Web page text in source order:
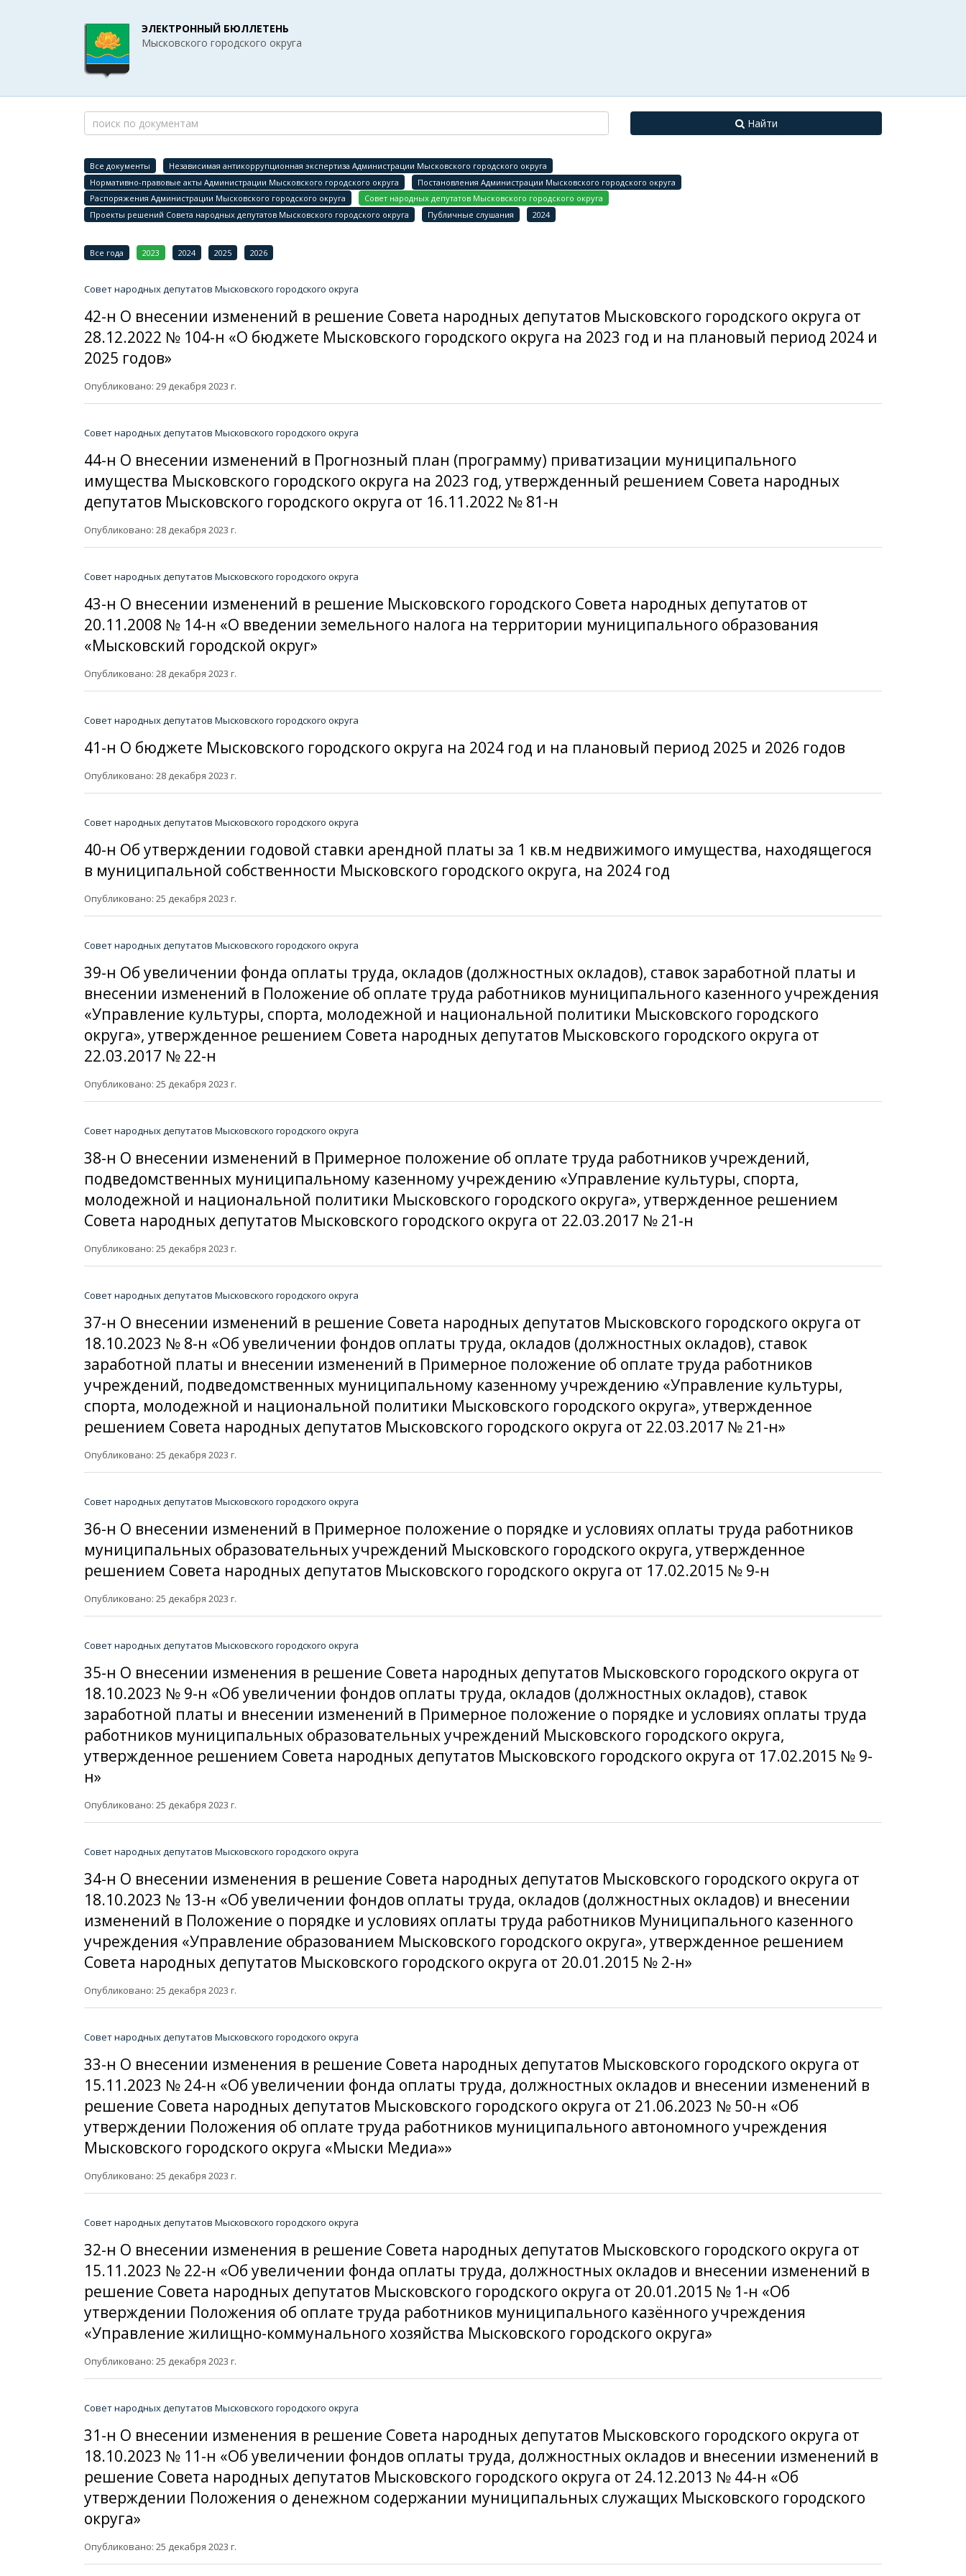
ЭЛЕКТРОННЫЙ БЮЛЛЕТЕНЬ
Мысковского городского округа
Найти
Все документы
Независимая антикоррупционная экспертиза Администрации Мысковского городского округа
Нормативно-правовые акты Администрации Мысковского городского округа
Постановления Администрации Мысковского городского округа
Распоряжения Администрации Мысковского городского округа
Совет народных депутатов Мысковского городского округа
Проекты решений Совета народных депутатов Мысковского городского округа
Публичные слушания 2024
Все года 2023 2024 2025 2026
Совет народных депутатов Мысковского городского округа
42-н О внесении изменений в решение Совета народных депутатов Мысковского городского округа от
28.12.2022 № 104-н «О бюджете Мысковского городского округа на 2023 год и на плановый период 2024 и
2025 годов»
Опубликовано: 29 декабря 2023 г.
Совет народных депутатов Мысковского городского округа
44-н О внесении изменений в Прогнозный план (программу) приватизации муниципального
имущества Мысковского городского округа на 2023 год, утвержденный решением Совета народных
депутатов Мысковского городского округа от 16.11.2022 № 81-н
Опубликовано: 28 декабря 2023 г.
Совет народных депутатов Мысковского городского округа
43-н О внесении изменений в решение Мысковского городского Совета народных депутатов от
20.11.2008 № 14-н «О введении земельного налога на территории муниципального образования
«Мысковский городской округ»
Опубликовано: 28 декабря 2023 г.
Совет народных депутатов Мысковского городского округа
41-н О бюджете Мысковского городского округа на 2024 год и на плановый период 2025 и 2026 годов
Опубликовано: 28 декабря 2023 г.
Совет народных депутатов Мысковского городского округа
40-н Об утверждении годовой ставки арендной платы за 1 кв.м недвижимого имущества, находящегося
в муниципальной собственности Мысковского городского округа, на 2024 год
Опубликовано: 25 декабря 2023 г.
Совет народных депутатов Мысковского городского округа
39-н Об увеличении фонда оплаты труда, окладов (должностных окладов), ставок заработной платы и
внесении изменений в Положение об оплате труда работников муниципального казенного учреждения
«Управление культуры, спорта, молодежной и национальной политики Мысковского городского
округа», утвержденное решением Совета народных депутатов Мысковского городского округа от
22.03.2017 № 22-н
Опубликовано: 25 декабря 2023 г.
Совет народных депутатов Мысковского городского округа
38-н О внесении изменений в Примерное положение об оплате труда работников учреждений,
подведомственных муниципальному казенному учреждению «Управление культуры, спорта,
молодежной и национальной политики Мысковского городского округа», утвержденное решением
Совета народных депутатов Мысковского городского округа от 22.03.2017 № 21-н
Опубликовано: 25 декабря 2023 г.
Совет народных депутатов Мысковского городского округа
37-н О внесении изменений в решение Совета народных депутатов Мысковского городского округа от
18.10.2023 № 8-н «Об увеличении фондов оплаты труда, окладов (должностных окладов), ставок
заработной платы и внесении изменений в Примерное положение об оплате труда работников
учреждений, подведомственных муниципальному казенному учреждению «Управление культуры,
спорта, молодежной и национальной политики Мысковского городского округа», утвержденное
решением Совета народных депутатов Мысковского городского округа от 22.03.2017 № 21-н»
Опубликовано: 25 декабря 2023 г.
Совет народных депутатов Мысковского городского округа
36-н О внесении изменений в Примерное положение о порядке и условиях оплаты труда работников
муниципальных образовательных учреждений Мысковского городского округа, утвержденное
решением Совета народных депутатов Мысковского городского округа от 17.02.2015 № 9-н
Опубликовано: 25 декабря 2023 г.
Совет народных депутатов Мысковского городского округа
35-н О внесении изменения в решение Совета народных депутатов Мысковского городского округа от
18.10.2023 № 9-н «Об увеличении фондов оплаты труда, окладов (должностных окладов), ставок
заработной платы и внесении изменений в Примерное положение о порядке и условиях оплаты труда
работников муниципальных образовательных учреждений Мысковского городского округа,
утвержденное решением Совета народных депутатов Мысковского городского округа от 17.02.2015 № 9-
н»
Опубликовано: 25 декабря 2023 г.
Совет народных депутатов Мысковского городского округа
34-н О внесении изменения в решение Совета народных депутатов Мысковского городского округа от
18.10.2023 № 13-н «Об увеличении фондов оплаты труда, окладов (должностных окладов) и внесении
изменений в Положение о порядке и условиях оплаты труда работников Муниципального казенного
учреждения «Управление образованием Мысковского городского округа», утвержденное решением
Совета народных депутатов Мысковского городского округа от 20.01.2015 № 2-н»
Опубликовано: 25 декабря 2023 г.
Совет народных депутатов Мысковского городского округа
33-н О внесении изменения в решение Совета народных депутатов Мысковского городского округа от
15.11.2023 № 24-н «Об увеличении фонда оплаты труда, должностных окладов и внесении изменений в
решение Совета народных депутатов Мысковского городского округа от 21.06.2023 № 50-н «Об
утверждении Положения об оплате труда работников муниципального автономного учреждения
Мысковского городского округа «Мыски Медиа»»
Опубликовано: 25 декабря 2023 г.
Совет народных депутатов Мысковского городского округа
32-н О внесении изменения в решение Совета народных депутатов Мысковского городского округа от
15.11.2023 № 22-н «Об увеличении фонда оплаты труда, должностных окладов и внесении изменений в
решение Совета народных депутатов Мысковского городского округа от 20.01.2015 № 1-н «Об
утверждении Положения об оплате труда работников муниципального казённого учреждения
«Управление жилищно-коммунального хозяйства Мысковского городского округа»
Опубликовано: 25 декабря 2023 г.
Совет народных депутатов Мысковского городского округа
31-н О внесении изменения в решение Совета народных депутатов Мысковского городского округа от
18.10.2023 № 11-н «Об увеличении фондов оплаты труда, должностных окладов и внесении изменений в
решение Совета народных депутатов Мысковского городского округа от 24.12.2013 № 44-н «Об
утверждении Положения о денежном содержании муниципальных служащих Мысковского городского
округа»
Опубликовано: 25 декабря 2023 г.